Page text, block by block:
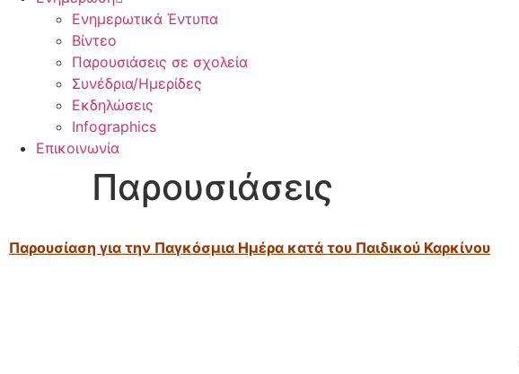
Ενημερωτικά Έντυπα
Βίντεο
Παρουσιάσεις σε σχολεία
Συνέδρια/Ημερίδες
Εκδηλώσεις
Infographics
Επικοινωνία
Παρουσιάσεις
Παρουσίαση για την Παγκόσμια Ημέρα κατά του Παιδικού Καρκίνου